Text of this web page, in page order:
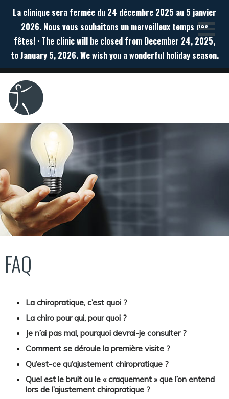
La clinique sera fermée du 24 décembre 2025 au 5 janvier
2026. Nous vous souhaitons un merveilleux temps des
fêtes! · The clinic will be closed from December 24, 2025,
to January 5, 2026. We wish you a wonderful holiday season.
FAQ
La chiropratique, c’est quoi ?
La chiro pour qui, pour quoi ?
Je n’ai pas mal, pourquoi devrai-je consulter ?
Comment se déroule la première visite ?
Qu’est-ce qu’ajustement chiropratique ?
Quel est le bruit ou le « craquement » que l’on entend
lors de l’ajustement chiropratique ?